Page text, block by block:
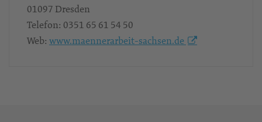
01097 Dresden
Telefon: 0351 65 61 54 50
Web: www.maennerarbeit-sachsen.de